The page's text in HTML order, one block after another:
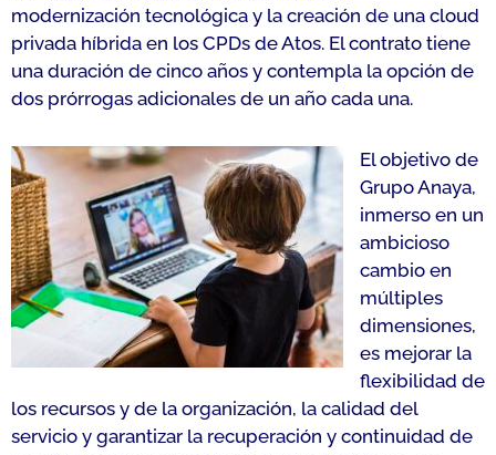
modernización tecnológica y la creación de una cloud
privada híbrida en los CPDs de Atos. El contrato tiene
una duración de cinco años y contempla la opción de
dos prórrogas adicionales de un año cada una.
El objetivo de
Grupo Anaya,
inmerso en un
ambicioso
cambio en
múltiples
dimensiones,
es mejorar la
flexibilidad de
los recursos y de la organización, la calidad del
servicio y garantizar la recuperación y continuidad de